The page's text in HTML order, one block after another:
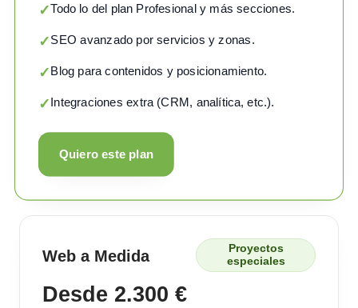
✓Todo lo del plan Profesional y más secciones.
✓SEO avanzado por servicios y zonas.
✓Blog para contenidos y posicionamiento.
✓Integraciones extra (CRM, analítica, etc.).
Quiero este plan
Web a Medida
Proyectos
especiales
Desde 2.300 €